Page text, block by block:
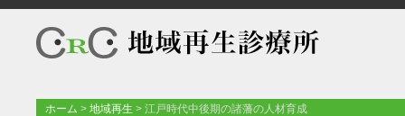
ホーム > 地域再生 > 江戸時代中後期の諸藩の人材育成